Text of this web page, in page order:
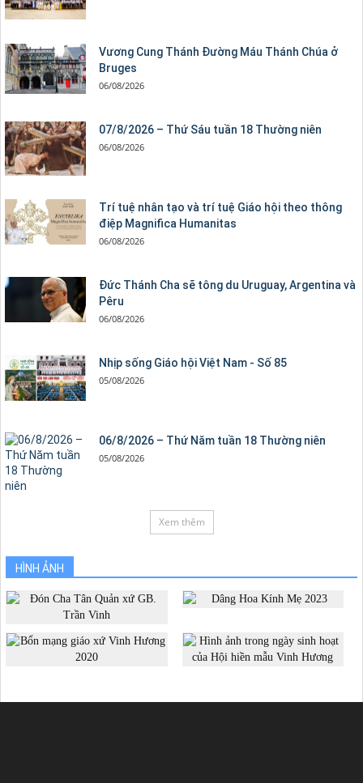
Vương Cung Thánh Ðường Máu Thánh Chúa ở
Bruges
06/08/2026
07/8/2026 – Thứ Sáu tuần 18 Thường niên
06/08/2026
Trí tuệ nhân tạo và trí tuệ Giáo hội theo thông
điệp Magnifica Humanitas
06/08/2026
Đức Thánh Cha sẽ tông du Uruguay, Argentina và
Pêru
06/08/2026
Nhịp sống Giáo hội Việt Nam - Số 85
05/08/2026
06/8/2026 – Thứ Năm tuần 18 Thường niên
05/08/2026
Xem thêm
HÌNH ẢNH